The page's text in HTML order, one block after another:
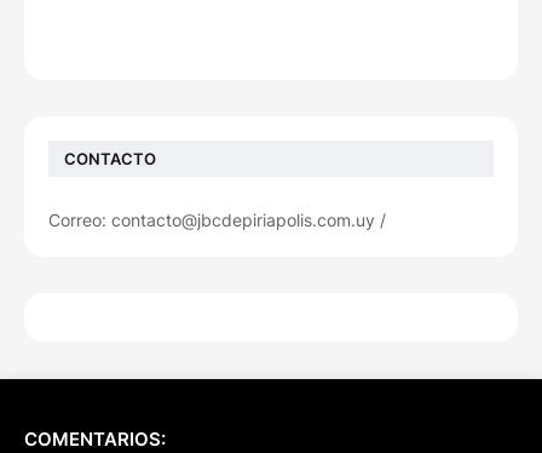
CONTACTO
Correo: contacto@jbcdepiriapolis.com.uy /
COMENTARIOS: